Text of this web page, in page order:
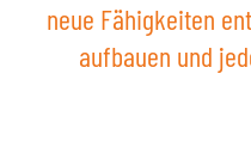
neue Fähigkeiten
aufbauen und